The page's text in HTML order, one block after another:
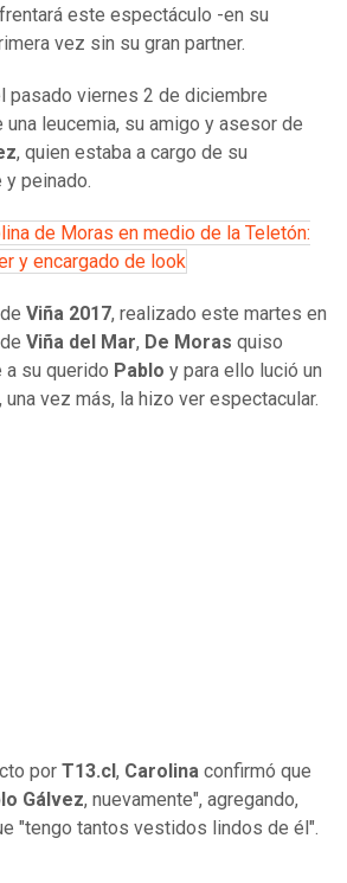
este espectáculo -en su
vez sin su gran partner.
pasado viernes 2 de diciembre
leucemia, su amigo y asesor de
, quien estaba a cargo de su
y peinado.
de Moras en medio de la Teletón:
y encargado de look
Viña 2017, realizado este martes en
de Viña del Mar, De Moras quiso
a su querido Pablo y para ello lució un
vez más, la hizo ver espectacular.
por T13.cl , Carolina confirmó que
Gálvez, nuevamente", agregando,
"tengo tantos vestidos lindos de él".